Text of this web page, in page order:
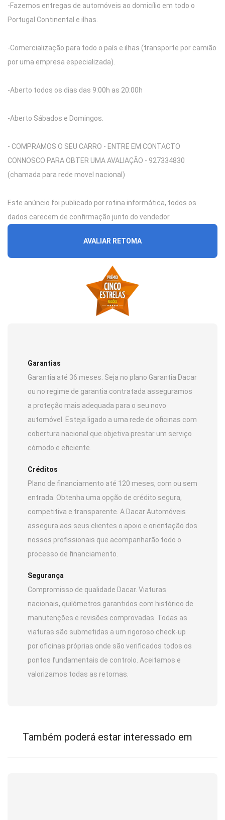
-Fazemos entregas de automóveis ao domicílio em todo o
Portugal Continental e ilhas.
-Comercialização para todo o país e ilhas (transporte por camião
por uma empresa especializada).
-Aberto todos os dias das 9:00h as 20:00h
-Aberto Sábados e Domingos.
- COMPRAMOS O SEU CARRO - ENTRE EM CONTACTO
CONNOSCO PARA OBTER UMA AVALIAÇÃO - 927334830
(chamada para rede movel nacional)
Este anúncio foi publicado por rotina informática, todos os
dados carecem de confirmação junto do vendedor.
AVALIAR RETOMA
Garantias
Garantia até 36 meses. Seja no plano Garantia Dacar
ou no regime de garantia contratada asseguramos
a proteção mais adequada para o seu novo
automóvel. Esteja ligado a uma rede de oficinas com
cobertura nacional que objetiva prestar um serviço
cómodo e eficiente.
Créditos
Plano de financiamento até 120 meses, com ou sem
entrada. Obtenha uma opção de crédito segura,
competitiva e transparente. A Dacar Automóveis
assegura aos seus clientes o apoio e orientação dos
nossos profissionais que acompanharão todo o
processo de financiamento.
Segurança
Compromisso de qualidade Dacar. Viaturas
nacionais, quilómetros garantidos com histórico de
manutenções e revisões comprovadas. Todas as
viaturas são submetidas a um rigoroso check-up
por oficinas próprias onde são verificados todos os
pontos fundamentais de controlo. Aceitamos e
valorizamos todas as retomas.
Também poderá estar interessado em